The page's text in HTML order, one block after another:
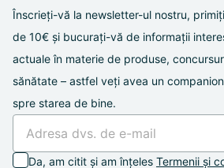
Înscrieți-vă la newsletter-ul nostru,
de 10€ și bucurați-vă de informații
actuale în materie de produse,
sănătate – astfel veți avea un
spre starea de bine.
Da, am citit și am înțeles Termenii și